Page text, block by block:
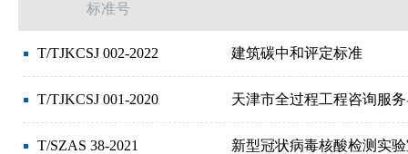
材料储运设备 货物的包装和调运 纺织和皮革
标准号
T/TJKCSJ 002-2022 建筑碳中和评定标准
T/TJKCSJ 001-2020 天津市全过程工程咨询服
T/SZAS 38-2021 新型冠状病毒核酸检测实